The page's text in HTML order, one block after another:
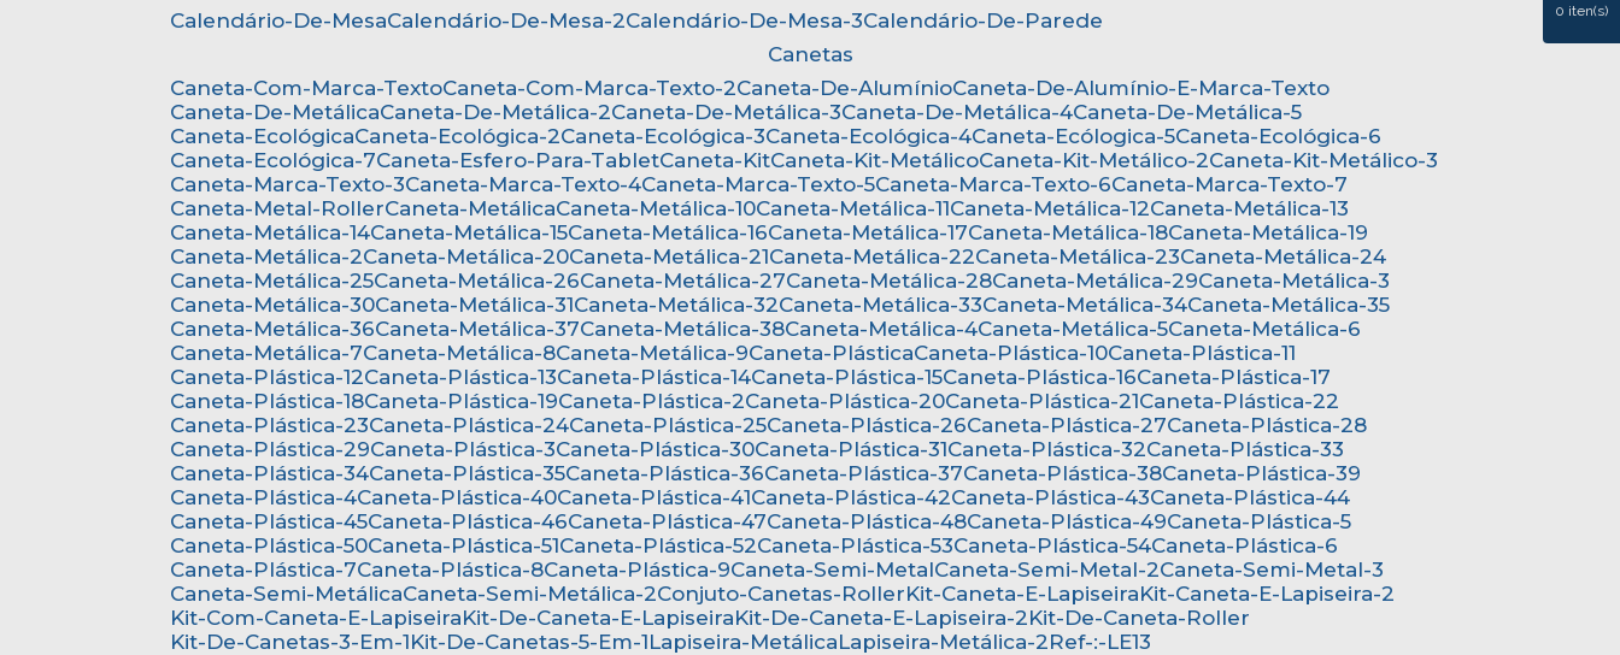
Calendário-De-Mesa
Calendário-De-Mesa-2 Calendário-De-Mesa-3
Calendário-De-Parede
Canetas
Caneta-Com-Marca-Texto
Caneta-Com-Marca-Texto-2 Caneta-De-Alumínio
Caneta-De-Alumínio-E-Marca-Texto
Caneta-De-Metálica
Caneta-De-Metálica-2 Caneta-De-Metálica-3 Caneta-De-Metálica-4
Caneta-De-Metálica-5
Caneta-Ecológica
Caneta-Ecológica-2 Caneta-Ecológica-3 Caneta-Ecológica-4 Caneta-Ecólogica-5
Caneta-Ecológica-6
Caneta-Ecológica-7
Caneta-Esfero-Para-Tablet Caneta-Kit Caneta-Kit-Metálico Caneta-Kit-Metálico-2
Caneta-Kit-Metálico-3
Caneta-Marca-Texto-3
Caneta-Marca-Texto-4 Caneta-Marca-Texto-5 Caneta-Marca-Texto-6
Caneta-Marca-Texto-7
Caneta-Metal-Roller
Caneta-Metálica Caneta-Metálica-10 Caneta-Metálica-11 Caneta-Metálica-12
Caneta-Metálica-13
Caneta-Metálica-14
Caneta-Metálica-15 Caneta-Metálica-16 Caneta-Metálica-17 Caneta-Metálica-18
Caneta-Metálica-19
Caneta-Metálica-2
Caneta-Metálica-20 Caneta-Metálica-21 Caneta-Metálica-22 Caneta-Metálica-23
Caneta-Metálica-24
Caneta-Metálica-25
Caneta-Metálica-26 Caneta-Metálica-27 Caneta-Metálica-28 Caneta-Metálica-29
Caneta-Metálica-3
Caneta-Metálica-30
Caneta-Metálica-31 Caneta-Metálica-32 Caneta-Metálica-33 Caneta-Metálica-34
Caneta-Metálica-35
Caneta-Metálica-36
Caneta-Metálica-37 Caneta-Metálica-38 Caneta-Metálica-4 Caneta-Metálica-5
Caneta-Metálica-6
Caneta-Metálica-7
Caneta-Metálica-8 Caneta-Metálica-9 Caneta-Plástica Caneta-Plástica-10
Caneta-Plástica-11
Caneta-Plástica-12
Caneta-Plástica-13 Caneta-Plástica-14 Caneta-Plástica-15 Caneta-Plástica-16
Caneta-Plástica-17
Caneta-Plástica-18
Caneta-Plástica-19 Caneta-Plástica-2 Caneta-Plástica-20 Caneta-Plástica-21
Caneta-Plástica-22
Caneta-Plástica-23
Caneta-Plástica-24 Caneta-Plástica-25 Caneta-Plástica-26 Caneta-Plástica-27
Caneta-Plástica-28
Caneta-Plástica-29
Caneta-Plástica-3 Caneta-Plástica-30 Caneta-Plástica-31 Caneta-Plástica-32
Caneta-Plástica-33
Caneta-Plástica-34
Caneta-Plástica-35 Caneta-Plástica-36 Caneta-Plástica-37 Caneta-Plástica-38
Caneta-Plástica-39
Caneta-Plástica-4
Caneta-Plástica-40 Caneta-Plástica-41 Caneta-Plástica-42 Caneta-Plástica-43
Caneta-Plástica-44
Caneta-Plástica-45
Caneta-Plástica-46 Caneta-Plástica-47 Caneta-Plástica-48 Caneta-Plástica-49
Caneta-Plástica-5
Caneta-Plástica-50
Caneta-Plástica-51 Caneta-Plástica-52 Caneta-Plástica-53 Caneta-Plástica-54
Caneta-Plástica-6
Caneta-Plástica-7
Caneta-Plástica-8 Caneta-Plástica-9 Caneta-Semi-Metal Caneta-Semi-Metal-2
Caneta-Semi-Metal-3
Caneta-Semi-Metálica
Caneta-Semi-Metálica-2 Conjuto-Canetas-Roller Kit-Caneta-E-Lapiseira
Kit-Caneta-E-Lapiseira-2
Kit-Com-Caneta-E-Lapiseira
Kit-De-Caneta-E-Lapiseira Kit-De-Caneta-E-Lapiseira-2
Kit-De-Caneta-Roller
Kit-De-Canetas-3-Em-1
Kit-De-Canetas-5-Em-1 Lapiseira-Metálica Lapiseira-Metálica-2
Ref-:-LE13
0 iten(s)